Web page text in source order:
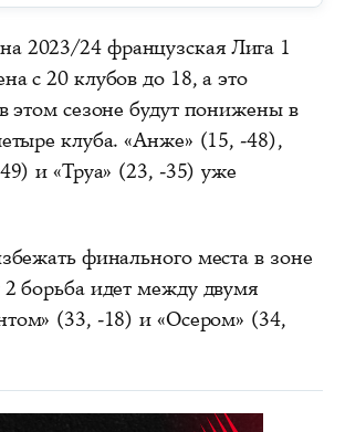
2023/24 французская Лига 1
с 20 клубов до 18, а это
этом сезоне будут понижены в
клуба. «Анже» (15, -48),
и «Труа» (23, -35) уже
финального места в зоне
2 борьба идет между двумя
(33, -18) и «Осером» (34,